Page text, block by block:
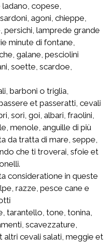
copese,
agoni, chieppe,
persichi, lamprede grande
minute di fontane,
galane, pesciolini
soette, scardoe,
barboni o triglia,
et passeratti, cevali
sori, goi, albari, fraolini,
menole, anguille di più
da tratta di mare, seppe,
che ti troverai, sfoie et
consideratione in queste
razze, pesce cane e
tarantello, tone, tonina,
scavezzature,
cevali salati, meggie et